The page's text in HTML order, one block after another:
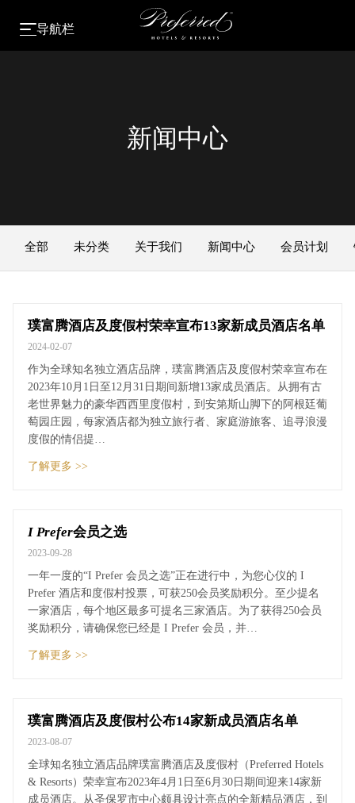
导航栏
新闻中心
全部 未分类 关于我们 新闻中心 会员计划
璞富腾酒店及度假村荣幸宣布13家新成员酒店名单
2024-02-07
作为全球知名独立酒店品牌，璞富腾酒店及度假村荣幸宣布在
2023年10月1日至12月31日期间新增13家成员酒店。从拥有古
老世界魅力的豪华西西里度假村，到安第斯山脚下的阿根廷葡
萄园庄园，每家酒店都为独立旅行者、家庭游旅客、追寻浪漫
度假的情侣提…
了解更多 >>
I Prefer会员之选
2023-09-28
一年一度的“I Prefer 会员之选”正在进行中，为您心仪的 I
Prefer 酒店和度假村投票，可获250会员奖励积分。至少提名
一家酒店，每个地区最多可提名三家酒店。为了获得250会员
奖励积分，请确保您已经是 I Prefer 会员，并…
了解更多 >>
璞富腾酒店及度假村公布14家新成员酒店名单
2023-08-07
全球知名独立酒店品牌璞富腾酒店及度假村（Preferred Hotels
& Resorts）荣幸宣布2023年4月1日至6月30日期间迎来14家新
成员酒店。从圣保罗市中心颇具设计亮点的全新精品酒店，到